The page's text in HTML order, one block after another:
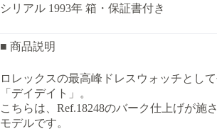
シリアル 1993年 箱・保証書付き
■ 商品説明
ロレックスの最高峰ドレスウォッチとし
「デイデイト」。
こちらは、Ref.18248のバーク仕上げが施
モデルです。